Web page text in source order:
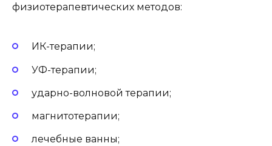
физиотерапевтических методов:
ИК-терапии;
УФ-терапии;
ударно-волновой терапии;
магнитотерапии;
лечебные ванны;